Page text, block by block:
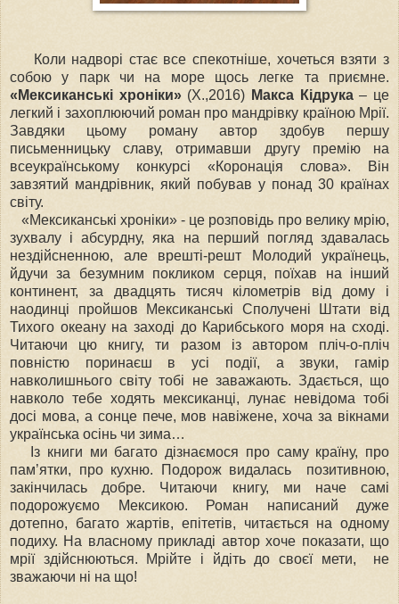
Коли надворі стає все спекотніше, хочеться взяти з
собою у парк чи на море щось легке та приємне.
«Мексиканські хроніки»(Х.,2016) Макса Кідрука– це
легкий і захоплюючий роман про мандрівку країною Мрії.
Завдяки цьому роману автор здобув першу
письменницьку славу, отримавши другу премію на
всеукраїнському конкурсі «Коронація слова». Він
завзятий мандрівник, який побував у понад 30 країнах
світу.
«Мексиканські хроніки» - це розповідь про велику мрію,
зухвалу і абсурдну, яка на перший погляд здавалась
нездійсненною, але врешті-решт Молодий українець,
йдучи за безумним покликом серця, поїхав на інший
континент, за двадцять тисяч кілометрів від дому і
наодинці пройшов Мексиканські Сполучені Штати від
Тихого океану на заході до Карибського моря на сході.
Читаючи цю книгу, ти разом із автором пліч-о-пліч
повністю поринаєш в усі події, а звуки, гамір
навколишнього світу тобі не заважають. Здається, що
навколо тебе ходять мексиканці, лунає невідома тобі
досі мова, а сонце пече, мов навіжене, хоча за вікнами
українська осінь чи зима…
Із книги ми багато дізнаємося про саму країну, про
пам’ятки, про кухню. Подорож видалась позитивною,
закінчилась добре. Читаючи книгу, ми наче самі
подорожуємо Мексикою. Роман написаний дуже
дотепно, багато жартів, епітетів, читається на одному
подиху. На власному прикладі автор хоче показати, що
мрії здійснюються. Мрійте і йдіть до своєї мети, не
зважаючи ні на що!